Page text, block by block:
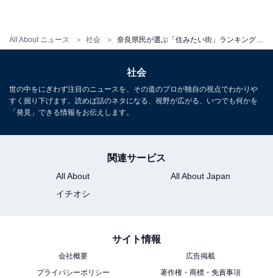
All About ニュース 社会
京都府民が選ぶ「住みたい街」ランキング！ 2位「京都
【関連リンク】
社会
世の中をにぎわず注目のニュースを、その道のプロが独自の視点でわかりや
すく掘り下げます。読めば話のネタになる、視野が広がる、いつでも何かを
「発見」できる情報をお伝えします。
関連サービス
All About
All About Japan
イチオシ
サイト情報
会社概要
広告掲載
プライバシーポリシー
著作権・商標・免責事項